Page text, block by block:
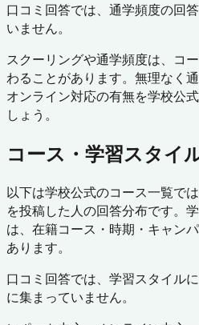
口コミ回答では、通学頻度の回
いません。
スクーリングや通学頻度は、コ
わることがあります。無理なく
オンライン対応の有無を学校公
しょう。
コース・学習スタイ
以下は学校公式のコース一覧で
を投稿した人の回答分布です。
は、在籍コース・時期・キャン
あります。
口コミ回答では、学習スタイル
に集まっていません。